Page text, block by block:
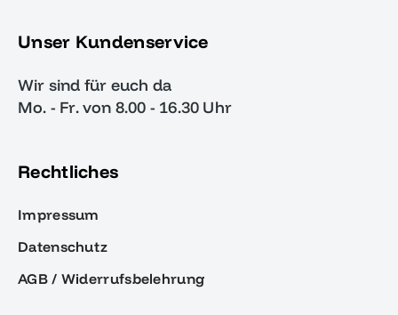
Unser Kundenservice
Wir sind für euch da
Mo. - Fr. von 8.00 - 16.30 Uhr
Rechtliches
Impressum
Datenschutz
AGB / Widerrufsbelehrung